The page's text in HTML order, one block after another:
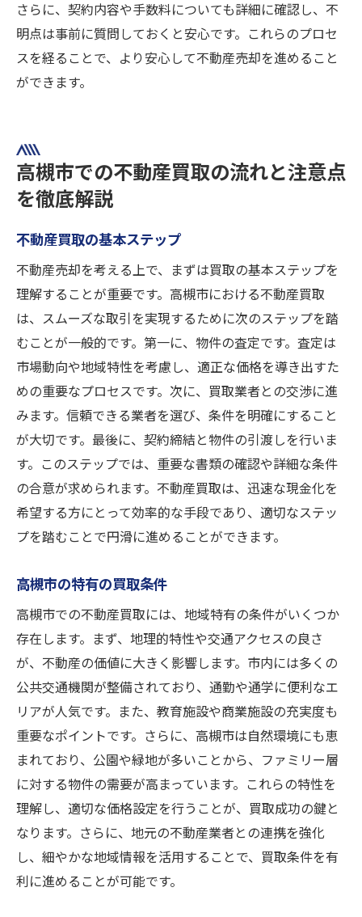
さらに、契約内容や手数料についても詳細に確認し、不
明点は事前に質問しておくと安心です。これらのプロセ
スを経ることで、より安心して不動産売却を進めること
ができます。
高槻市での不動産買取の流れと注意点
を徹底解説
不動産買取の基本ステップ
不動産売却を考える上で、まずは買取の基本ステップを
理解することが重要です。高槻市における不動産買取
は、スムーズな取引を実現するために次のステップを踏
むことが一般的です。第一に、物件の査定です。査定は
市場動向や地域特性を考慮し、適正な価格を導き出すた
めの重要なプロセスです。次に、買取業者との交渉に進
みます。信頼できる業者を選び、条件を明確にすること
が大切です。最後に、契約締結と物件の引渡しを行いま
す。このステップでは、重要な書類の確認や詳細な条件
の合意が求められます。不動産買取は、迅速な現金化を
希望する方にとって効率的な手段であり、適切なステッ
プを踏むことで円滑に進めることができます。
高槻市の特有の買取条件
高槻市での不動産買取には、地域特有の条件がいくつか
存在します。まず、地理的特性や交通アクセスの良さ
が、不動産の価値に大きく影響します。市内には多くの
公共交通機関が整備されており、通勤や通学に便利なエ
リアが人気です。また、教育施設や商業施設の充実度も
重要なポイントです。さらに、高槻市は自然環境にも恵
まれており、公園や緑地が多いことから、ファミリー層
に対する物件の需要が高まっています。これらの特性を
理解し、適切な価格設定を行うことが、買取成功の鍵と
なります。さらに、地元の不動産業者との連携を強化
し、細やかな地域情報を活用することで、買取条件を有
利に進めることが可能です。